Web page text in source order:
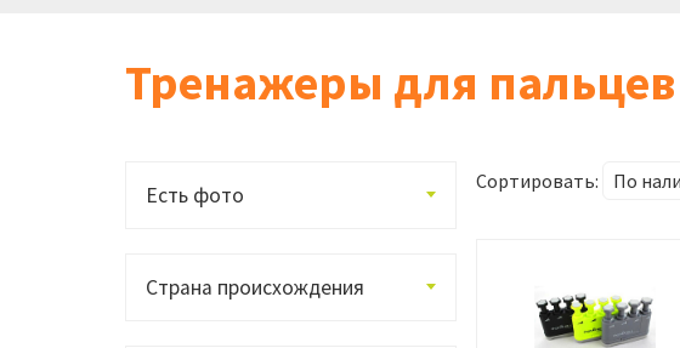
Тренажеры для пальцев
Есть фото
Страна происхождения
Сортировать: